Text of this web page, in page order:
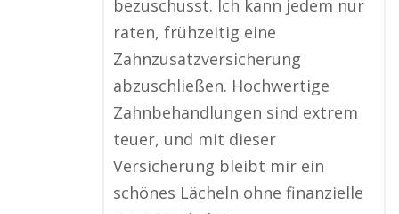
bezuschusst. Ich kann jedem nur
raten, frühzeitig eine
Zahnzusatzversicherung
abzuschließen. Hochwertige
Zahnbehandlungen sind extrem
teuer, und mit dieser
Versicherung bleibt mir ein
schönes Lächeln ohne finanzielle